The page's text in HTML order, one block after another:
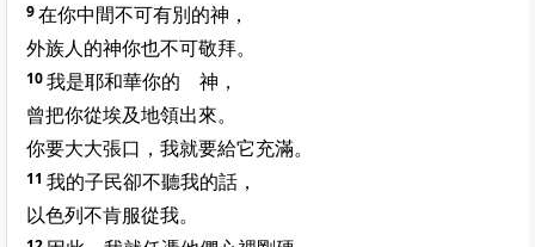
9在你中間不可有別的神，
外族人的神你也不可敬拜。
10我是耶和華你的 神，
曾把你從埃及地領出來。
你要大大張口，我就要給它充滿。
11 我的子民卻不聽我的話，
以色列不肯服從我。